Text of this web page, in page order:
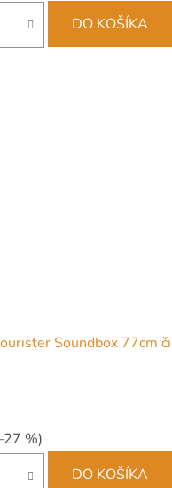
DO KOŠÍKA
Soundbox 77cm
%)
DO KOŠÍKA